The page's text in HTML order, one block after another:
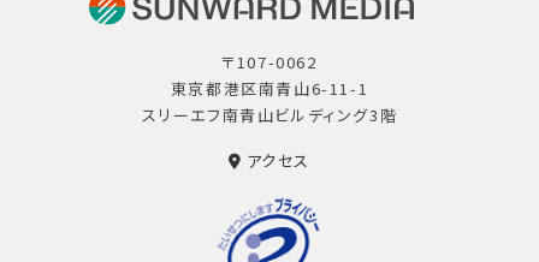
〒107-0062
東京都港区南青山6-11-1
スリーエフ南青山ビルディング3階
アクセス